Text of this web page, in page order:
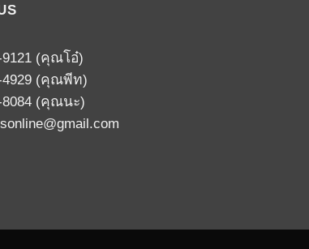
(คุณโอ๋)
(คุณพีท)
(คุณนะ)